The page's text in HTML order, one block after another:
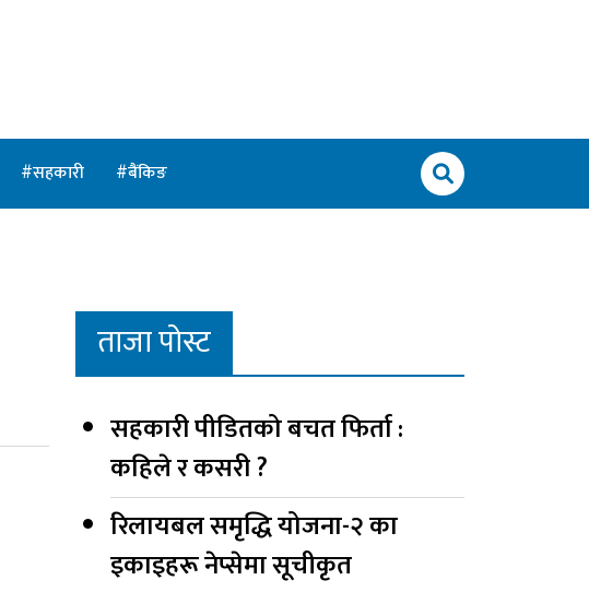
सहकारी बैंकिङ
ताजा पोस्ट
सहकारी पीडितको बचत फिर्ता :
कहिले र कसरी ?
रिलायबल समृद्धि योजना-२ का
इकाइहरू नेप्सेमा सूचीकृत